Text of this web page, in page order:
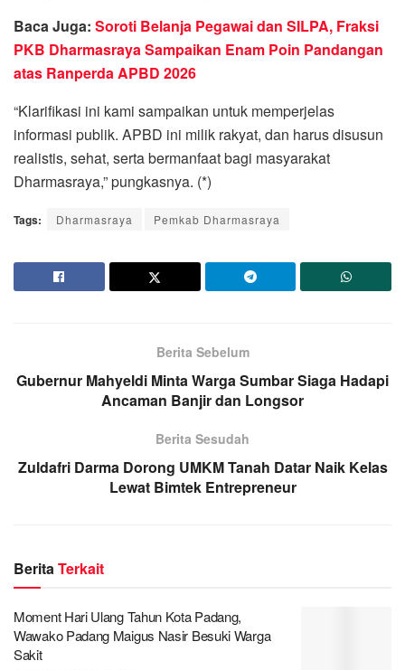
Baca Juga: Soroti Belanja Pegawai dan SILPA, Fraksi
PKB Dharmasraya Sampaikan Enam Poin Pandangan
atas Ranperda APBD 2026
“Klarifikasi ini kami sampaikan untuk memperjelas
informasi publik. APBD ini milik rakyat, dan harus disusun
realistis, sehat, serta bermanfaat bagi masyarakat
Dharmasraya,” pungkasnya. (*)
Tags: Dharmasraya Pemkab Dharmasraya
Berita Sebelum
Gubernur Mahyeldi Minta Warga Sumbar Siaga Hadapi
Ancaman Banjir dan Longsor
Berita Sesudah
Zuldafri Darma Dorong UMKM Tanah Datar Naik Kelas
Lewat Bimtek Entrepreneur
BeritaTerkait
Moment Hari Ulang Tahun Kota Padang,
Wawako Padang Maigus Nasir Besuki Warga
Sakit